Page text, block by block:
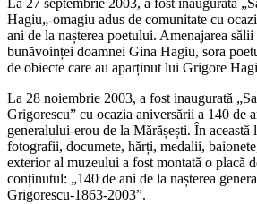
La 27 septembrie 2003, a fost inaugurată
Hagiu„-omagiu adus de comunitate cu
ani de la nașterea poetului. Amenajarea sălii
bunăvoinței doamnei Gina Hagiu, sora
de obiecte care au aparținut lui Grigore
La 28 noiembrie 2003, a fost inaugurată
Grigorescu” cu ocazia aniversării a 140 de
generalului-erou de la Mărășești. În această
fotografii, documete, hărți, medalii,
exterior al muzeului a fost montată o placă
conținutul: „140 de ani de la nașterea
Grigorescu-1863-2003”.